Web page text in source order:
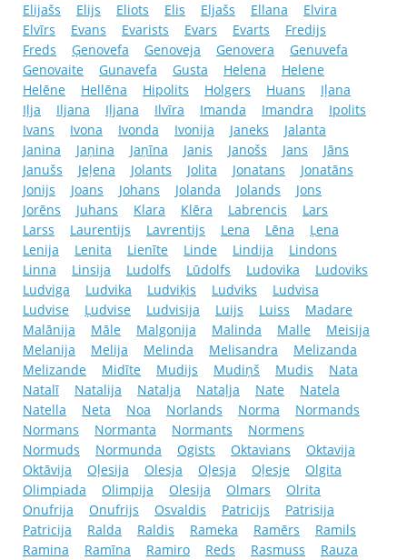
Elijašs
Elijs Eliots Elis Eljašs Ellana
Elvira
Elvīrs
Evans Evarists Evars Evarts
Fredijs
Freds
Ģenovefa Genoveja Genovera
Genuvefa
Genovaite
Gunavefa Gusta Helena
Helene
Helēne
Hellēna Hipolits Holgers Huans
Iļana
Iļja
Iljana Iļjana Ilvīra Imanda Imandra
Ipolits
Ivans
Ivona Ivonda Ivonija Janeks
Jalanta
Janina
Jaņina Jaņīna Janis Janošs Jans
Jāns
Janušs
Jeļena Jolants Jolita Jonatans
Jonatāns
Jonijs
Joans Johans Jolanda Jolands
Jons
Jorēns
Juhans Klara Klēra Labrencis
Lars
Larss
Laurentijs Lavrentijs Lena Lēna
Ļena
Lenija
Lenita Lienīte Linde Lindija
Lindons
Linna
Linsija Ludolfs Lūdolfs Ludovika
Ludoviks
Ludviga
Ludvika Ludviķis Ludviks
Ludvisa
Ludvise
Ļudvise Ludvisija Luijs Luiss
Madare
Malānija
Māle Malgonija Malinda Malle
Meisija
Melanija
Melija Melinda Melisandra
Melizanda
Melizande
Midīte Mudijs Mudiņš Mudis
Nata
Natalī
Natalija Natalja Nataļja Nate
Natela
Natella
Neta Noa Norlands Norma
Normands
Normans
Normanta Normants
Normens
Normuds
Normunda Ogists Oktavians
Oktavija
Oktāvija
Oļesija Olesja Oļesja Oļesje
Olgita
Olimpiada
Olimpija Olesija Olmars
Olrita
Onufrija
Onufrijs Osvaldis Patricijs
Patrisija
Patricija
Ralda Raldis Rameka Ramērs
Ramils
Ramina
Ramīna Ramiro Reds Rasmuss
Rauza